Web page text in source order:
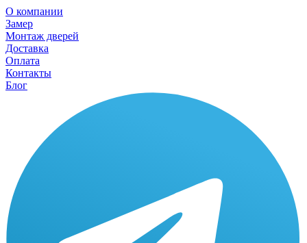
О компании
Замер
Монтаж дверей
Доставка
Оплата
Контакты
Блог